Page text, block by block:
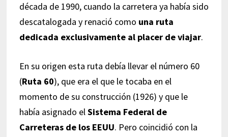
década de 1990, cuando la carretera ya había sido
descatalogada y renació como una ruta
dedicada exclusivamente al placer de viajar.
En su origen esta ruta debía llevar el número 60
(Ruta 60), que era el que le tocaba en el
momento de su construcción (1926) y que le
había asignado elSistema Federal de
Carreteras de los EEUU. Pero coincidió con la